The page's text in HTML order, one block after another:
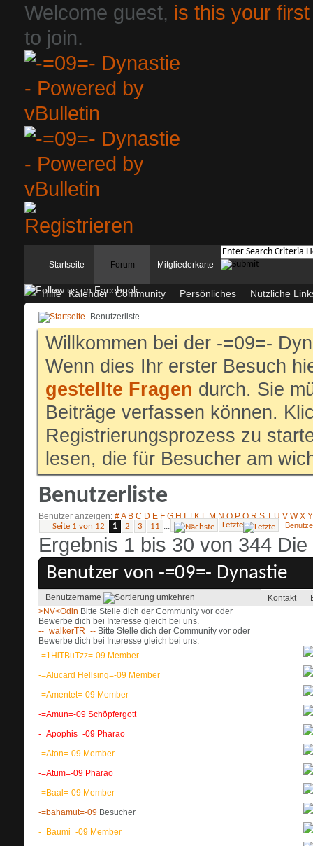
Welcome guest, is this your
to join.
Startseite Forum
Hilfe Kalender Community Persönliches Nützliche
Mitgliederkarte
Benutzerliste
Willkommen bei der -=09=-
Wenn dies Ihr erster Besuch
gestellte Fragen durch. Sie
Beiträge verfassen können.
Registrierungsprozess zu
lesen, die für Besucher am
Benutzerliste
Benutzer anzeigen #A B C D E F G H I J K L M N O P Q R S T U V W X Y
Seite 1 von 12 1 2 3 11 ... Letzte
Ergebnis 1 bis 30 von 344
Benutzer von -=09=- Dynastie
Benutzername Kontakt
>NV<Odin Bitte Stelle dich der Community vor oder
Bewerbe dich bei Interesse gleich bei uns.
--=walkerTR=-- Bitte Stelle dich der Community vor oder
Bewerbe dich bei Interesse gleich bei uns.
-=1HiTBuTzz=-09 Member
-=Alucard Hellsing=-09 Member
-=Amentet=-09 Member
-=Amun=-09 Schöpfergott
-=Apophis=-09 Pharao
-=Aton=-09 Member
-=Atum=-09 Pharao
-=Baal=-09 Member
-=bahamut=-09 Besucher
-=Baumi=-09 Member